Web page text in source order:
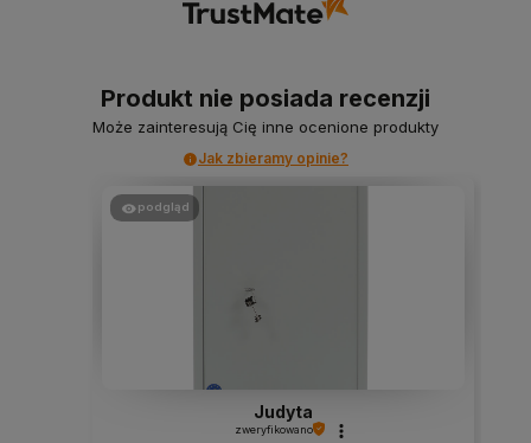
Produkt nie posiada recenzji
Może zainteresują Cię inne ocenione produkty
Jak zbieramy opinie?
podgląd
Judyta
zweryfikowano